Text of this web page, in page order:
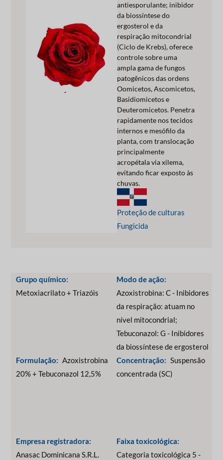
antiesporulante; inibidor
da biossíntese do
ergosterol e da
respiração mitocondrial
(Ciclo de Krebs), oferece
controle sobre uma
ampla gama de fungos
patogênicos das ordens
Oomicetos, Ascomicetos,
Basidiomicetos e
Deuteromicetos. Penetra
rapidamente nos tecidos
internos e mesófilo da
planta, com translocação
principalmente
acropétala via xilema,
evitando ficar exposto às
chuvas.
Proteção de culturas
Fungicida
Grupo químico:
Metoxiacrilato + Triazóis
Formulação: Azoxistrobina
20% + Tebuconazol 12,5%
Empresa registradora:
Anasac Dominicana S.R.L.
Modo de ação:
Azoxistrobina: C - Inibidores
da respiração: atuam no
nível mitocondrial;
Tebuconazol: G - Inibidores
da biossíntese de ergosterol
Concentração: Suspensão
concentrada (SC)
Faixa toxicológica:
Categoria toxicológica 5 -